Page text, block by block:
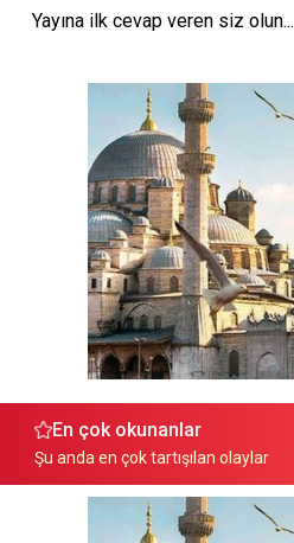
Yayına ilk cevap veren siz olun...
En çok okunanlar
Şu anda en çok tartışılan olaylar